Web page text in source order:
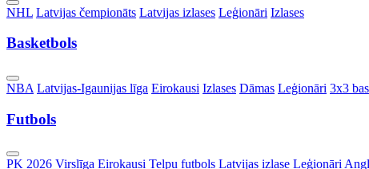
Toggle
Dropdown
NHL Latvijas čempionāts Latvijas izlases Leģionāri Izlases
Basketbols
Toggle
Dropdown
NBA Latvijas-Igaunijas līga Eirokausi Izlases Dāmas Leģionāri 3x3
Futbols
Toggle
PK 2026 Virslīga Eirokausi Telpu futbols Latvijas izlase Leģionāri